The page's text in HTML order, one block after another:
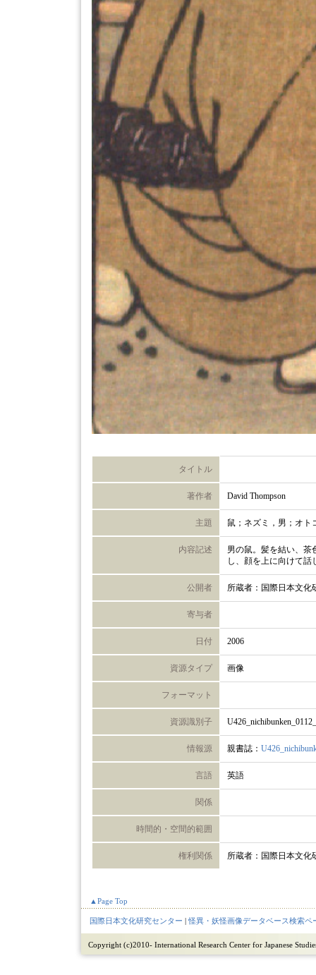
タイトル
著作者 David Thompson
主題 鼠；ネズミ，男；オト
内容記述
男の鼠。髪を結い、茶
し、顔を上に向けて
公開者 所蔵者：国際日本文化
寄与者
日付 2006
資源タイプ 画像
フォーマット
資源識別子
情報源 親書誌：
言語 英語
関係
時間的・空間的範囲
権利関係 所蔵者：国際日本文化
▲Page Top
国際日本文化研究センター |怪異・妖怪画像データベース検索ペ
Copyright (c)2010- International Research Center for Japanese